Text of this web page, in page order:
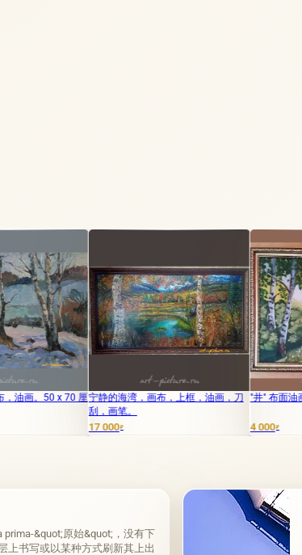
厘宁静的海湾，画布，上框，油画，刀 "井" 布面油画
&quot;原始&quot;，没有下
上书写或以某种方式刷新其上出